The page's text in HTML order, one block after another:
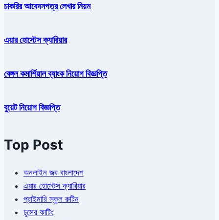
চাকরির আবেদনপত্র লেখার নিয়ম
এয়ার হোস্টেস ক্যারিয়ার
বেঙ্গল কমার্শিয়াল ব্যাংক নিয়োগ বিজ্ঞপ্তি
বুয়েট নিয়োগ বিজ্ঞপ্তি
Top Post
অনলাইন জব বাংলাদেশ
এয়ার হোস্টেস ক্যারিয়ার
প্রাইমারি স্কুল রুটিন
চুলের কাটিং